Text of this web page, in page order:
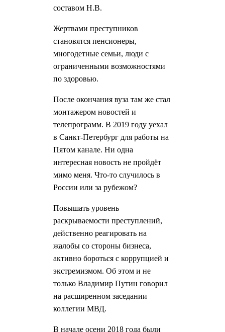
составом Н.В.
Жертвами преступников
становятся пенсионеры,
многодетные семьи, люди с
ограниченными возможностями
по здоровью.
После окончания вуза там же стал
монтажером новостей и
телепрограмм. В 2019 году уехал
в Санкт-Петербург для работы на
Пятом канале. Ни одна
интересная новость не пройдёт
мимо меня. Что-то случилось в
России или за рубежом?
Повышать уровень
раскрываемости преступлений,
действенно реагировать на
жалобы со стороны бизнеса,
активно бороться с коррупцией и
экстремизмом. Об этом и не
только Владимир Путин говорил
на расширенном заседании
коллегии МВД.
В начале осени 2018 года были